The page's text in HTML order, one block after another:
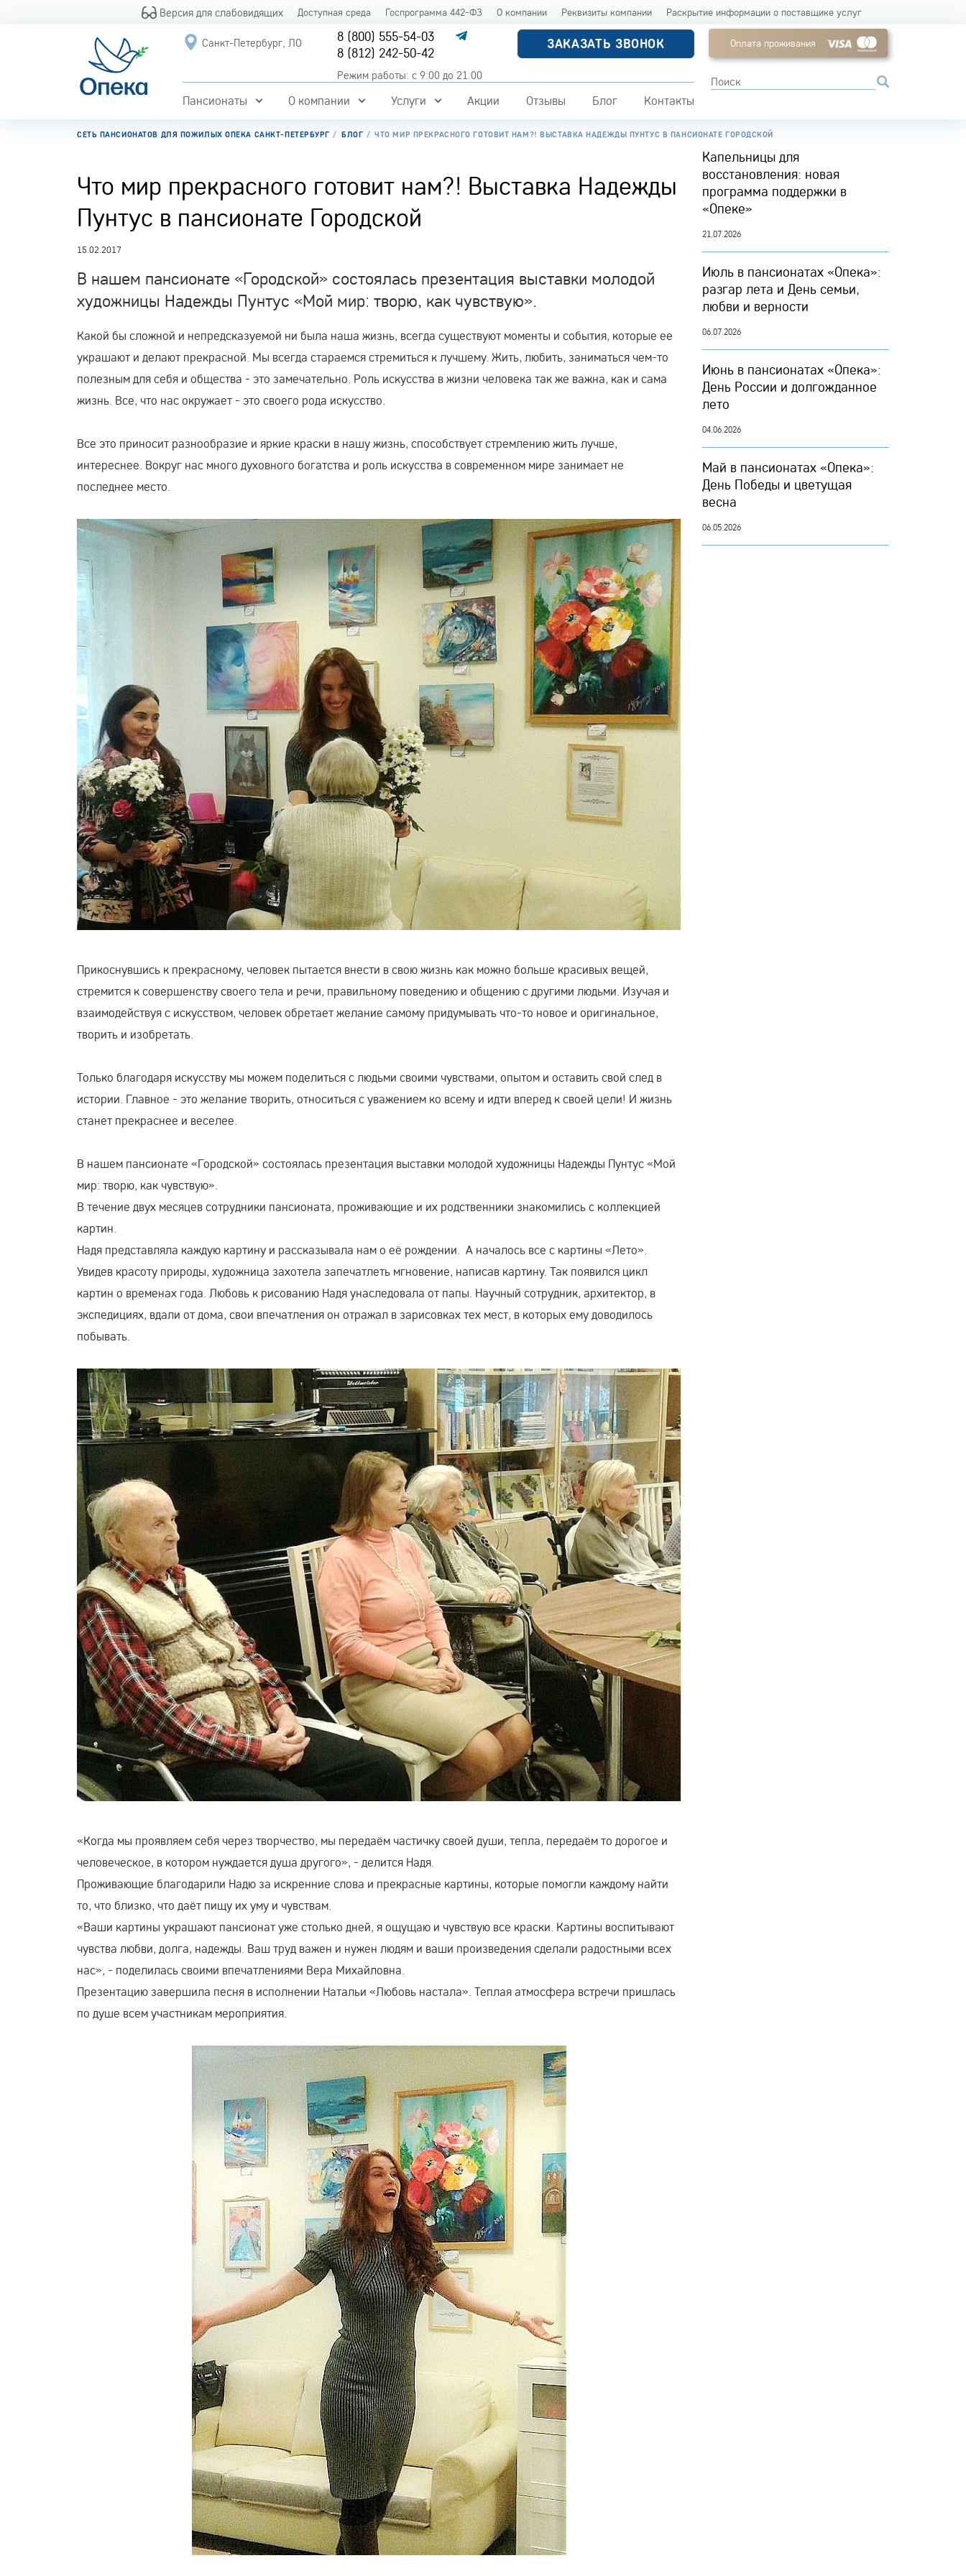
Версия для слабовидящих Доступная среда Госпрограмма 442-ФЗ О компании Реквизиты компании Раскрытие информации о поставщике услуг
Санкт-Петербург, ЛО
8 (800) 555-54-03
8 (812) 242-50-42
Режим работы: с 9:00 до 21:00
ЗАКАЗАТЬ ЗВОНОК
Пансионаты О компании Услуги Акции Отзывы Блог Контакты
Оплата проживания
СЕТЬ ПАНСИОНАТОВ ДЛЯ ПОЖИЛЫХ ОПЕКА САНКТ-ПЕТЕРБУРГ БЛОГ ЧТО МИР ПРЕКРАСНОГО ГОТОВИТ НАМ?! ВЫСТАВКА НАДЕЖДЫ ПУНТУС В ПАНСИОНАТЕ ГОРОДСКОЙ
Что мир прекрасного готовит нам?! Выставка Надежды
Пунтус в пансионате Городской
15.02.2017
В нашем пансионате «Городской» состоялась презентация выставки молодой
художницы Надежды Пунтус «Мой мир: творю, как чувствую».
Какой бы сложной и непредсказуемой ни была наша жизнь, всегда существуют моменты и события, которые ее
украшают и делают прекрасной. Мы всегда стараемся стремиться к лучшему. Жить, любить, заниматься чем-то
полезным для себя и общества - это замечательно. Роль искусства в жизни человека так же важна, как и сама
жизнь. Все, что нас окружает - это своего рода искусство.
Все это приносит разнообразие и яркие краски в нашу жизнь, способствует стремлению жить лучше,
интереснее. Вокруг нас много духовного богатства и роль искусства в современном мире занимает не
последнее место.
Прикоснувшись к прекрасному, человек пытается внести в свою жизнь как можно больше красивых вещей,
стремится к совершенству своего тела и речи, правильному поведению и общению с другими людьми. Изучая и
взаимодействуя с искусством, человек обретает желание самому придумывать что-то новое и оригинальное,
творить и изобретать.
Только благодаря искусству мы можем поделиться с людьми своими чувствами, опытом и оставить свой след в
истории. Главное - это желание творить, относиться с уважением ко всему и идти вперед к своей цели! И жизнь
станет прекраснее и веселее.
В нашем пансионате «Городской» состоялась презентация выставки молодой художницы Надежды Пунтус «Мой
мир: творю, как чувствую».
В течение двух месяцев сотрудники пансионата, проживающие и их родственники знакомились с коллекцией
картин.
Надя представляла каждую картину и рассказывала нам о её рождении. А началось все с картины «Лето».
Увидев красоту природы, художница захотела запечатлеть мгновение, написав картину. Так появился цикл
картин о временах года. Любовь к рисованию Надя унаследовала от папы. Научный сотрудник, архитектор, в
экспедициях, вдали от дома, свои впечатления он отражал в зарисовках тех мест, в которых ему доводилось
побывать.
«Когда мы проявляем себя через творчество, мы передаём частичку своей души, тепла, передаём то дорогое и
человеческое, в котором нуждается душа другого», - делится Надя.
Проживающие благодарили Надю за искренние слова и прекрасные картины, которые помогли каждому найти
то, что близко, что даёт пищу их уму и чувствам.
«Ваши картины украшают пансионат уже столько дней, я ощущаю и чувствую все краски. Картины воспитывают
чувства любви, долга, надежды. Ваш труд важен и нужен людям и ваши произведения сделали радостными всех
нас», - поделилась своими впечатлениями Вера Михайловна.
Презентацию завершила песня в исполнении Натальи «Любовь настала». Теплая атмосфера встречи пришлась
по душе всем участникам мероприятия.
Капельницы для
восстановления: новая
программа поддержки в
«Опеке»
21.07.2026
Июль в пансионатах «Опека»:
разгар лета и День семьи,
любви и верности
06.07.2026
Июнь в пансионатах «Опека»:
День России и долгожданное
лето
04.06.2026
Май в пансионатах «Опека»:
День Победы и цветущая
весна
06.05.2026